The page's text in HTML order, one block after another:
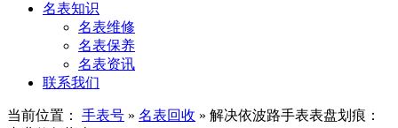
名表知识
名表维修
名表保养
名表资讯
联系我们
当前位置： 手表号 » 名表回收 » 解决依波路手表表盘划痕：